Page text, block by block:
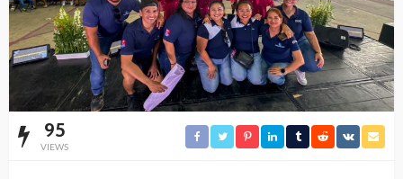
95
VIEWS